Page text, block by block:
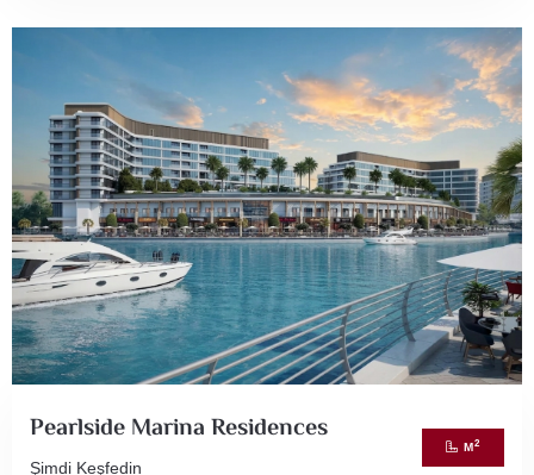
Pearlside Marina Residences
Şimdi Keşfedin
M2